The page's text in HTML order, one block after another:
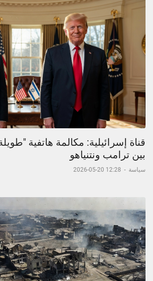
قناة إسرائيلية: مكالمة هاتفية
بين ترامب ونتنياهو
سياسة -
12:28 20-05-2026